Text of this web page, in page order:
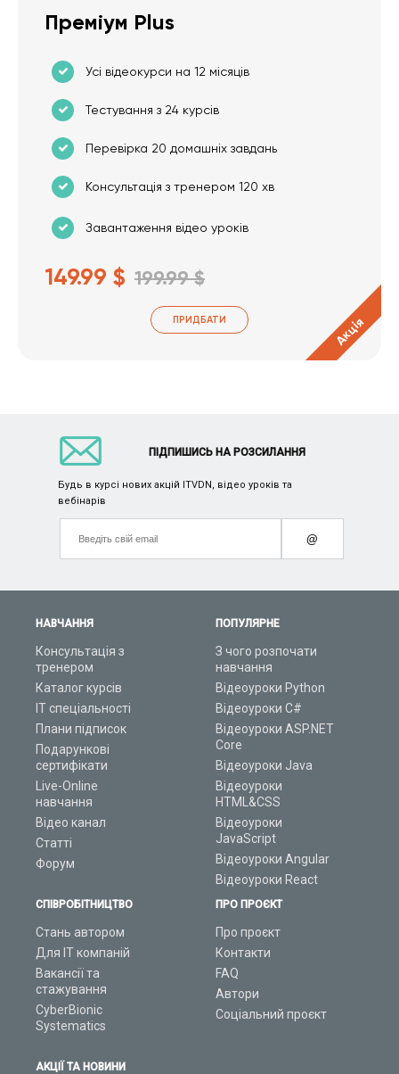
Преміум Plus
Усі відеокурси на 12 місяців
Тестування з 24 курсів
Перевірка 20 домашніх завдань
Консультація з тренером 120 хв
Завантаження відео уроків
149.99 $ 199.99 $
ПРИДБАТИ Акція
НАВЧАННЯ
Консультація з
тренером
Каталог курсів
ІТ спеціальності
Плани підписок
Подарункові
сертифікати
Live-Online
навчання
Відео канал
Статті
Форум
ПОПУЛЯРНЕ
З чого розпочати
навчання
Відеоуроки Python
Відеоуроки C#
Відеоуроки ASP.NET
Core
Відеоуроки Java
Відеоуроки
HTML&CSS
Відеоуроки
JavaScript
Відеоуроки Angular
Відеоуроки React
СПІВРОБІТНИЦТВО
Стань автором
Для ІТ компаній
Вакансії та
стажування
CyberBionic
Systematics
АКЦІЇ ТА НОВИНИ
ПРО ПРОЄКТ
Про проєкт
Контакти
FAQ
Автори
Соціальний проєкт
ПІДПИШИСЬ НА РОЗСИЛАННЯ
Будь в курсі нових акцій ITVDN, відео уроків та
вебінарів
@